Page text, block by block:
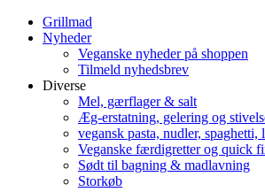
Grillmad
Nyheder
Veganske nyheder på shoppen
Tilmeld nyhedsbrev
Diverse
Mel, gærflager & salt
Æg-erstatning, gelering og
vegansk pasta, nudler, spaghetti,
Veganske færdigretter og quick
Sødt til bagning & madlavning
Storkøb